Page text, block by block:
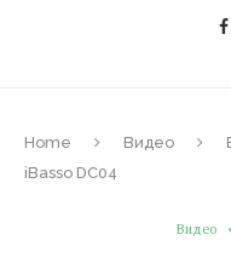
Home Видео
iBasso DC04
Видео